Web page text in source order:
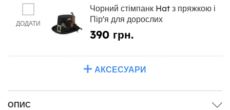
ДОДАТИ
Чорний стімпанк Hat з пряжкою і
Пір'я для дорослих
390 грн.
АКСЕСУАРИ
ОПИС